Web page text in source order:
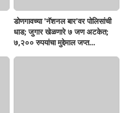
डोणगावच्या 'नॅशनल बार'वर पोलिसांची
धाड; जुगार खेळणारे ७ जण अटकेत;
७,२०० रुपयांचा मुद्देमाल जप्त...